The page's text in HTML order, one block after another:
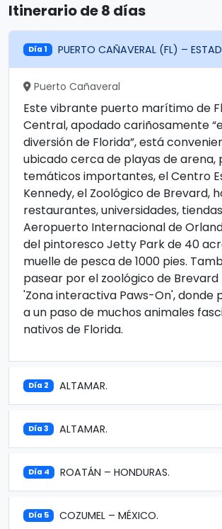
Itinerario de 8 días
Día 1 PUERTO CAÑAVERAL (FL) –
Puerto Cañaveral
Este vibrante puerto marítimo de
Central, apodado cariñosamente
diversión de Florida”, está
ubicado cerca de playas de arena,
temáticos importantes, el Centro
Kennedy, el Zoológico de Brevard,
restaurantes, universidades,
Aeropuerto Internacional de
del pintoresco Jetty Park de 40
muelle de pesca de 1000 pies.
pasear por el zoológico de
'Zona interactiva Paws-On', donde
a un paso de muchos animales
nativos de Florida.
Día 2 ALTAMAR.
Día 3 ALTAMAR.
Día 4 ROATÁN – HONDURAS.
Día 5 COZUMEL – MÉXICO.